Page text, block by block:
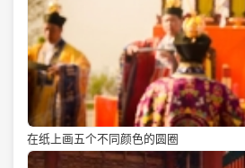
在纸上画五个不同颜色的圆圈